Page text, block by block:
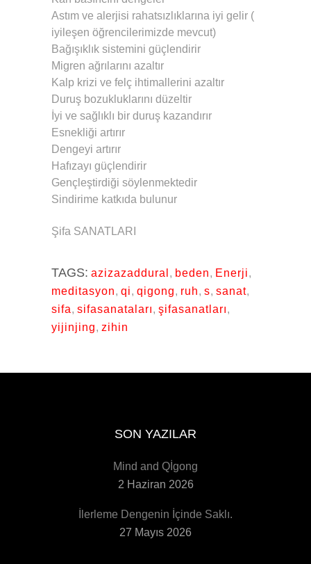
Astım ve alerjisi rahatsızlıklarına iyi gelir (
iyileşen öğrencilerimizde mevcut)
Bağışıklık sistemini güçlendirir
Migren ağrılarını azaltır
Kalp krizi ve felç ihtimallerini azaltır
Duruş bozukluklarını düzeltir
İyi ve sağlıklı bir duruş kazandırır
Esnekliği artırır
Dengeyi artırır
Hafızayı güçlendirir
Gençleştirdiği söylenmektedir
Sindirime katkıda bulunur
Şifa SANATLARI
TAGS: azizazaddural , beden, Enerji,
meditasyon, qi, qigong, ruh, s, sanat,
sifa, sifasanataları, şifasanatları,
yijinjing, zihin
SON YAZILAR
Mind and Qİgong
2 Haziran 2026
İlerleme Dengenin İçinde Saklı.
27 Mayıs 2026